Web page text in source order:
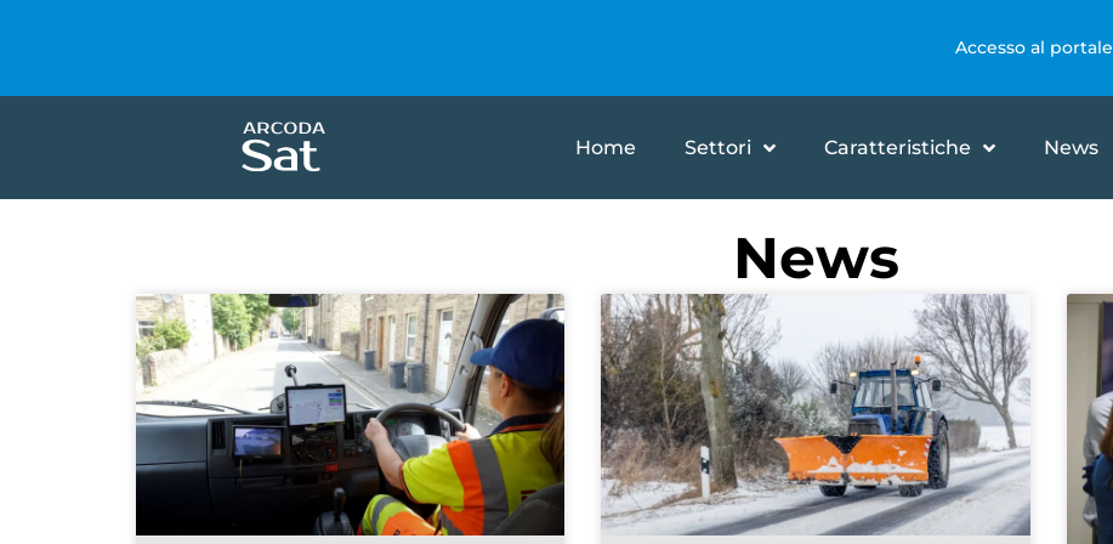
Accesso al portale
Home Settori Caratteristiche News
News